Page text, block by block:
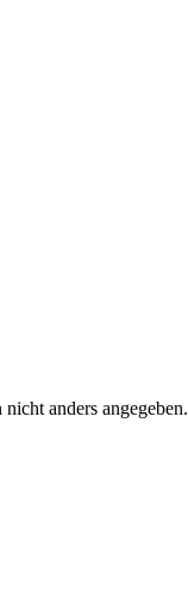
nicht anders angegeben.